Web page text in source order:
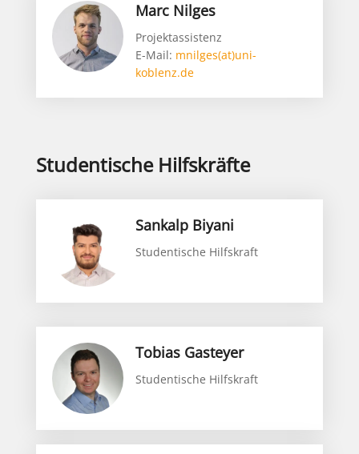
Marc Nilges
Projektassistenz
E-Mail: mnilges(at)uni-
koblenz.de
Studentische Hilfskräfte
Sankalp Biyani
Studentische Hilfskraft
Tobias Gasteyer
Studentische Hilfskraft